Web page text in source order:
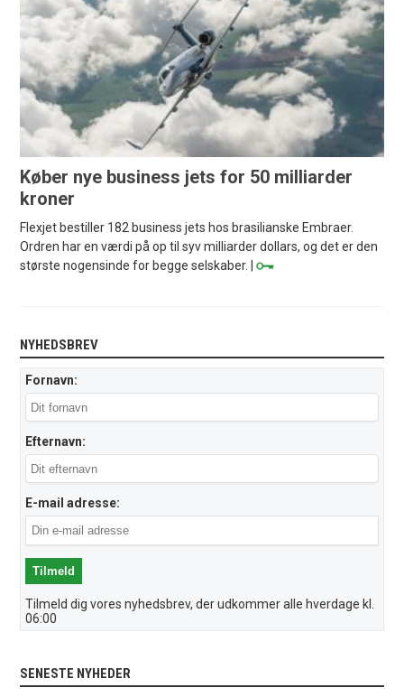
Køber nye business jets for 50 milliarder
kroner
Flexjet bestiller 182 business jets hos brasilianske Embraer.
Ordren har en værdi på op til syv milliarder dollars, og det er den
største nogensinde for begge selskaber. |
NYHEDSBREV
Fornavn:
Efternavn:
E-mail adresse:
Tilmeld dig vores nyhedsbrev, der udkommer alle hverdage kl.
06:00
SENESTE NYHEDER